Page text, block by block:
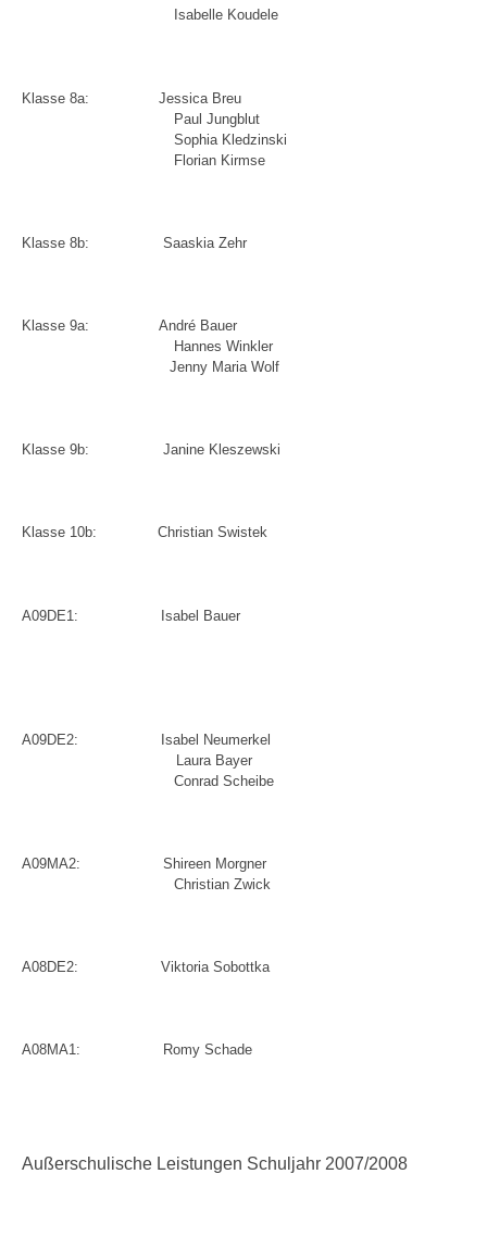
Isabelle Koudele
Klasse 8a:
Jessica Breu
Paul Jungblut
Sophia Kledzinski
Florian Kirmse
Klasse 8b: Saaskia Zehr
Klasse 9a:
André Bauer
Hannes Winkler
Jenny Maria Wolf
Klasse 9b: Janine Kleszewski
Klasse 10b: Christian Swistek
A09DE1: Isabel Bauer
A09DE2:
Isabel Neumerkel
Laura Bayer
Conrad Scheibe
A09MA2:
Shireen Morgner
Christian Zwick
A08DE2: Viktoria Sobottka
A08MA1: Romy Schade
Außerschulische Leistungen Schuljahr 2007/2008